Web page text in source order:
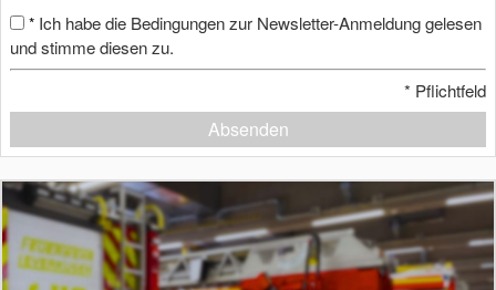
* Ich habe die Bedingungen zur Newsletter-Anmeldung gelesen
und stimme diesen zu.
* Pflichtfeld
Absenden